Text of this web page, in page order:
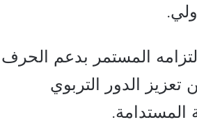
المستمر بدعم الحرف
تعزيز الدور التربوي
المستدامة.